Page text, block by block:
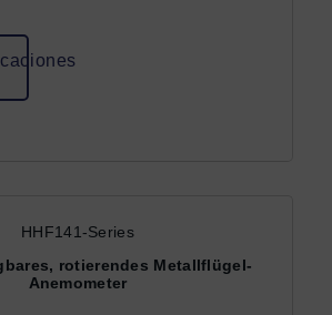
HHF141-Series
rotierendes Metallflügel-
Anemometer